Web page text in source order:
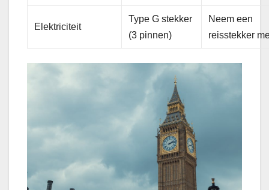
Elektriciteit
Type G stekker
(3 pinnen)
Neem een
reisstekker